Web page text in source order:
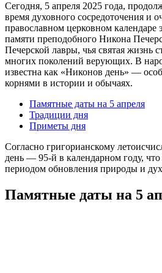
Сегодня, 5 апреля 2025 года,
время духовного сосредоточения и
православном церковном календаре
памяти преподобного Никона
Печерской лавры, чья святая жизнь
многих поколений верующих. В
известна как «Никонов день» —
корнями в истории и обычаях.
Памятные даты на 5 апреля
Традиции дня
Приметы дня
Согласно григорианскому
день — 95-й в календарном году,
периодом обновления природы и
Памятные даты на 5